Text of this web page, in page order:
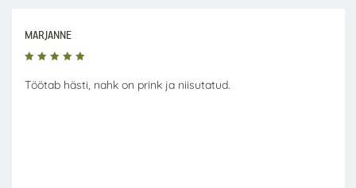
MARJANNE
Töötab hästi, nahk on prink ja niisutatud.